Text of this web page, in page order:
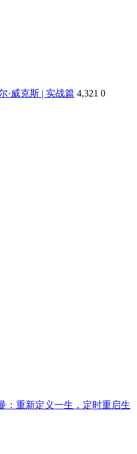
·威克斯 | 实战篇 4,321 0
：重新定义一生，定时重启生